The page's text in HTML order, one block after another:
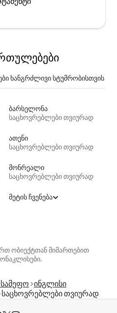
ხანგრძლივი სტუმრობისთვის
ბარსელონა
საცხოვრებლები თვიურად
ათენი
საცხოვრებლები თვიურად
მონრეალი
საცხოვრებლები თვიურად
მეტის ჩვენება
ობიექტთან მიმართებით
ინგლისი
საცხოვრებლები თვიურად